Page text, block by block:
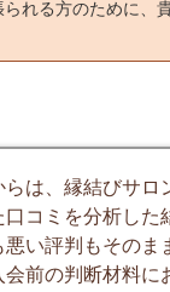
れる方のために、
らは、縁結びサロ
口コミを分析した
悪い評判もそのま
会前の判断材料に